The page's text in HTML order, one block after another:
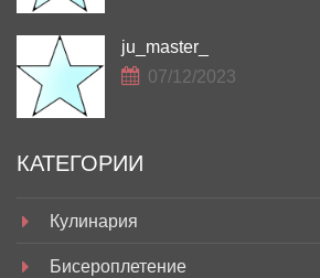
ju_master_
07/12/2023
КАТЕГОРИИ
Кулинария
Бисероплетение